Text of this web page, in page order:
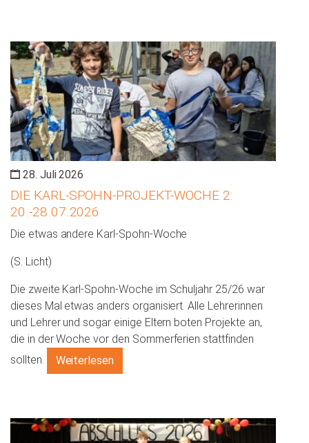
28. Juli 2026
DIE KARL-SPOHN-PROJEKT-WOCHE 2:
20.-28.07.2026
Die etwas andere Karl-Spohn-Woche
(S. Licht)
Die zweite Karl-Spohn-Woche im Schuljahr 25/26 war
dieses Mal etwas anders organisiert. Alle Lehrerinnen
und Lehrer und sogar einige Eltern boten Projekte an,
die in der Woche vor den Sommerferien stattfinden
sollten.
Weiterlesen